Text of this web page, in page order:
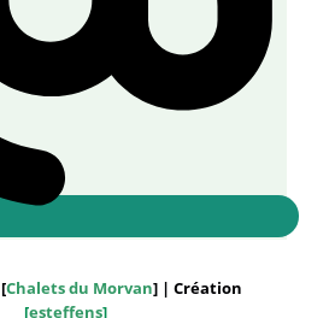
[Chalets du Morvan] | Création
[esteffens]